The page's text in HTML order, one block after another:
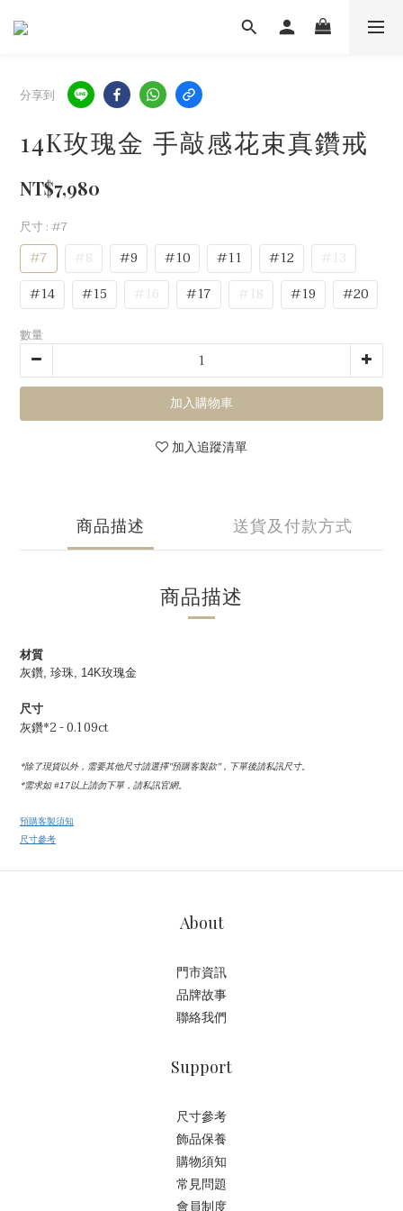
分享到
14K玫瑰金 手敲感花束真鑽戒
NT$7,980
尺寸: #7
#7 #8 #9 #10 #11 #12
#13
#14
#15 #16 #17 #18 #19 #20
數量
加入購物車
加入追蹤清單
商品描述 送貨及付款方式
商品描述
材質
灰鑽, 珍珠, 14K玫瑰金
尺寸
灰鑽*2 - 0.109ct
*除了現貨以外，需要其他尺寸請選擇''預購客製款''，下單後請私訊尺寸。
*需求如#17以上請勿下單，請私訊官網。
預購客製須知
尺寸參考
About
門市資訊
品牌故事
聯絡我們
Support
尺寸參考
飾品保養
購物須知
常見問題